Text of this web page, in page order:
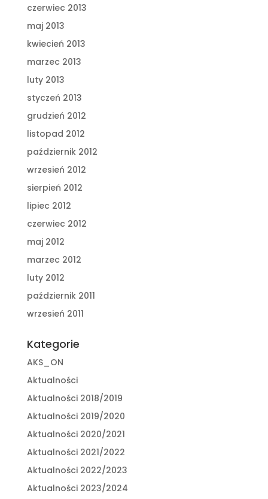
czerwiec 2013
maj 2013
kwiecień 2013
marzec 2013
luty 2013
styczeń 2013
grudzień 2012
listopad 2012
październik 2012
wrzesień 2012
sierpień 2012
lipiec 2012
czerwiec 2012
maj 2012
marzec 2012
luty 2012
październik 2011
wrzesień 2011
Kategorie
AKS_ON
Aktualności
Aktualności 2018/2019
Aktualności 2019/2020
Aktualności 2020/2021
Aktualności 2021/2022
Aktualności 2022/2023
Aktualności 2023/2024